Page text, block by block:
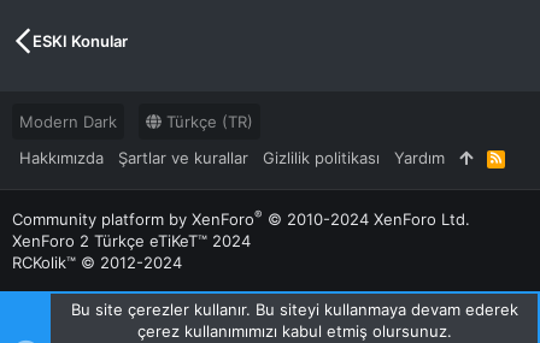
ESKI Konular
Modern Dark
Türkçe (TR)
Hakkımızda
Şartlar ve kurallar Gizlilik politikası Yardım
R
S
S
Community platform by XenForo® © 2010-2024 XenForo Ltd.
XenForo 2 Türkçe eTiKeT™ 2024
RCKolik™ © 2012-2024
Bu site çerezler kullanır. Bu siteyi kullanmaya devam ederek
çerez kullanımımızı kabul etmiş olursunuz.